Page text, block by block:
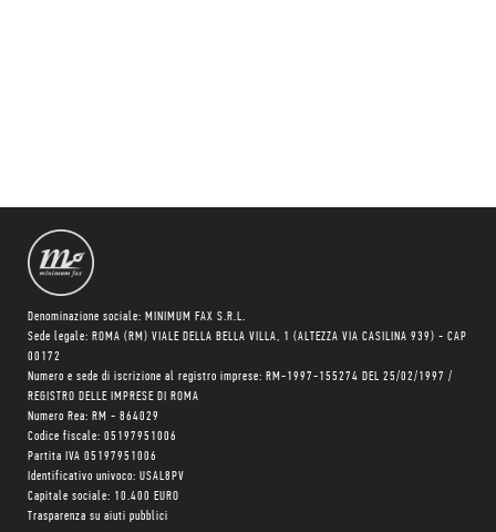
Denominazione sociale: MINIMUM FAX S.R.L.
Sede legale: ROMA (RM) VIALE DELLA BELLA VILLA, 1 (ALTEZZA VIA CASILINA 939) - CAP
00172
Numero e sede di iscrizione al registro imprese: RM-1997-155274 DEL 25/02/1997 /
REGISTRO DELLE IMPRESE DI ROMA
Numero Rea: RM - 864029
Codice fiscale: 05197951006
Partita IVA 05197951006
Identificativo univoco: USAL8PV
Capitale sociale: 10.400 EURO
Trasparenza su aiuti pubblici